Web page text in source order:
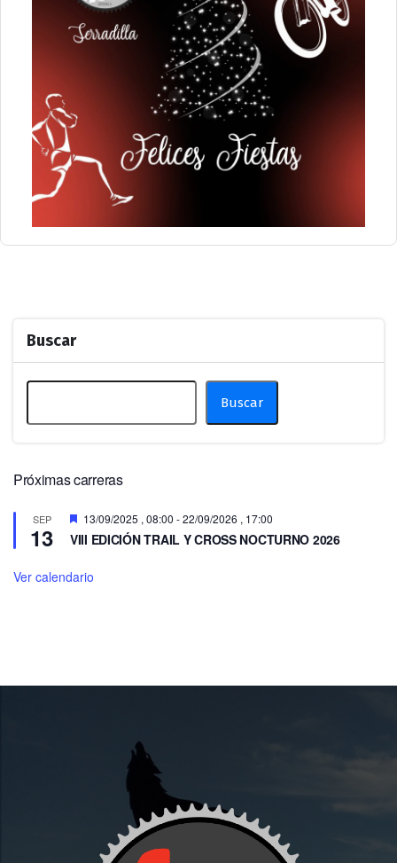
Buscar
Buscar
Próximas carreras
SEP
13
Destacado
13/09/2025 , 08:00 -22/09/2026 , 17:00
VIII EDICIÓN TRAIL Y CROSS NOCTURNO 2026
Ver calendario